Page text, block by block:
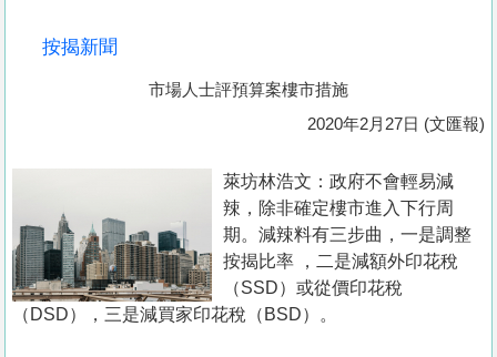
業
手
冊
按揭新聞
市場人士評預算案樓市措施
2020年2月27日 (文匯報)
萊坊林浩文：政府不會輕易減
辣，除非確定樓市進入下行周
期。減辣料有三步曲，一是調整
按揭比率 ，二是減額外印花稅
（SSD）或從價印花稅
（DSD），三是減買家印花稅（BSD）。